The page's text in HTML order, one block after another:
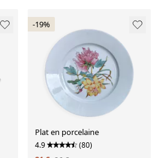
-19%
Plat en porcelaine
4.9 (80)